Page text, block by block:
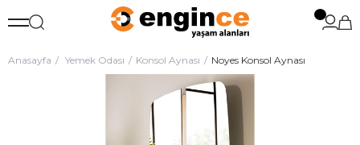
Anasayfa Yemek Odası Konsol Aynası Noyes Konsol Aynası